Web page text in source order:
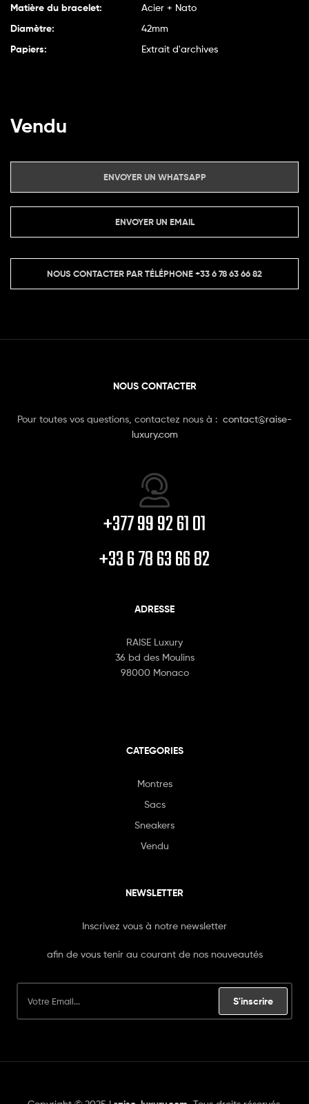
Matière du bracelet: Acier + Nato
Diamètre: 42mm
Papiers: Extrait d'archives
Vendu
ENVOYER UN WHATSAPP
ENVOYER UN EMAIL
NOUS CONTACTER PAR TÉLÉPHONE+33 6 78 63 66 82
NOUS CONTACTER
Pour toutes vos questions, contactez nous à : contact@raise-
luxury.com
+377 99 92 61 01
+33 6 78 63 66 82
ADRESSE
RAISE Luxury
36 bd des Moulins
98000 Monaco
CATEGORIES
Montres
Sacs
Sneakers
Vendu
NEWSLETTER
Inscrivez vous à notre newsletter
afin de vous tenir au courant de nos nouveautés
S'inscrire